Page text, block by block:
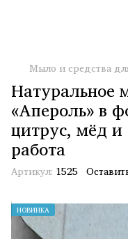
Мыло и средства
Натуральное
«Апероль» в
цитрус, мёд
работа
Артикул: 1525
НОВИНКА